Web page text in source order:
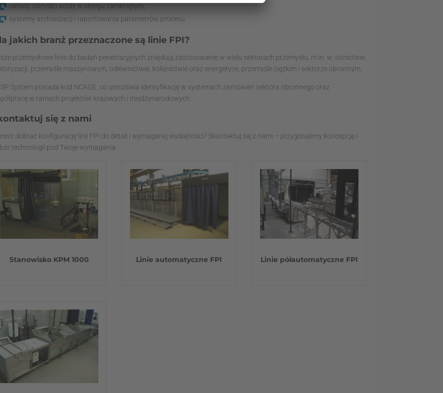
układy odzysku wody w obiegu zamkniętym,
systemy archiwizacji i raportowania parametrów procesu.
jakich branż przeznaczone są linie FPI?
przemysłowe linie do badań penetracyjnych znajdują zastosowanie w wielu sektorach przemysłu, m.in. w: lotnictwie,
przemyśle maszynowym, odlewnictwie, kolejnictwie oraz energetyce, przemyśle ciężkim i sektorze obronnym.
System posiada kod NCAGE, co umożliwia identyfikację w systemach zamówień sektora obronnego oraz
w ramach projektów krajowych i międzynarodowych.
się z nami
dobrać konfigurację linii FPI do detali i wymaganej wydajności? Skontaktuj się z nami – przygotujemy koncepcję i
technologii pod Twoje wymagania.
Stanowisko KPM 1000 Linie automatyczne FPI Linie półautomatyczne FPI